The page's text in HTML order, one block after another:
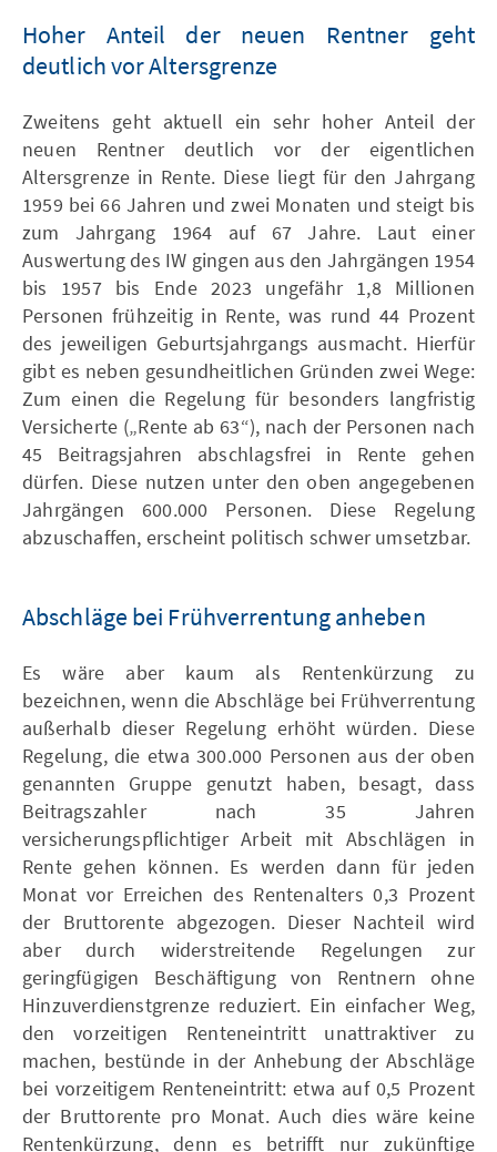
Hoher Anteil der neuen Rentner geht
deutlich vor Altersgrenze
Zweitens geht aktuell ein sehr hoher Anteil der
neuen Rentner deutlich vor der eigentlichen
Altersgrenze in Rente. Diese liegt für den Jahrgang
1959 bei 66 Jahren und zwei Monaten und steigt bis
zum Jahrgang 1964 auf 67 Jahre. Laut einer
Auswertung des IW gingen aus den Jahrgängen 1954
bis 1957 bis Ende 2023 ungefähr 1,8 Millionen
Personen frühzeitig in Rente, was rund 44 Prozent
des jeweiligen Geburtsjahrgangs ausmacht. Hierfür
gibt es neben gesundheitlichen Gründen zwei Wege:
Zum einen die Regelung für besonders langfristig
Versicherte („Rente ab 63“), nach der Personen nach
45 Beitragsjahren abschlagsfrei in Rente gehen
dürfen. Diese nutzen unter den oben angegebenen
Jahrgängen 600.000 Personen. Diese Regelung
abzuschaffen, erscheint politisch schwer umsetzbar.
Abschläge bei Frühverrentung anheben
Es wäre aber kaum als Rentenkürzung zu
bezeichnen, wenn die Abschläge bei Frühverrentung
außerhalb dieser Regelung erhöht würden. Diese
Regelung, die etwa 300.000 Personen aus der oben
genannten Gruppe genutzt haben, besagt, dass
Beitragszahler nach 35 Jahren
versicherungspflichtiger Arbeit mit Abschlägen in
Rente gehen können. Es werden dann für jeden
Monat vor Erreichen des Rentenalters 0,3 Prozent
der Bruttorente abgezogen. Dieser Nachteil wird
aber durch widerstreitende Regelungen zur
geringfügigen Beschäftigung von Rentnern ohne
Hinzuverdienstgrenze reduziert. Ein einfacher Weg,
den vorzeitigen Renteneintritt unattraktiver zu
machen, bestünde in der Anhebung der Abschläge
bei vorzeitigem Renteneintritt: etwa auf 0,5 Prozent
der Bruttorente pro Monat. Auch dies wäre keine
Rentenkürzung, denn es betrifft nur zukünftige